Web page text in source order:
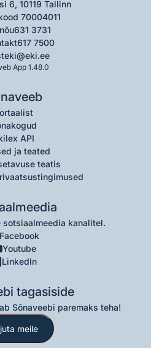
6, 10119 Tallinn
70004011
631 3731
617 7500
eki@eki.ee
App 1.48.0
API
ja teated
teatis
sotsiaalmeedia kanalitel.
Facebook
Youtube
LinkedIn
tagasiside
Sõnaveebi paremaks teha!
meile